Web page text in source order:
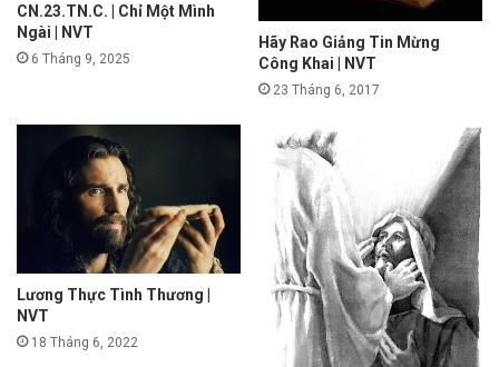
CN.23.TN.C. | Chỉ Một Mình
Ngài | NVT
6 Tháng 9, 2025
Hãy Rao Giảng Tin Mừng
Công Khai | NVT
23 Tháng 6, 2017
Lương Thực Tình Thương |
NVT
18 Tháng 6, 2022